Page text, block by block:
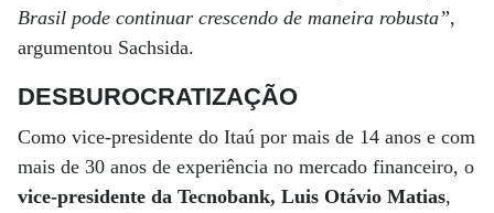
Brasil pode continuar crescendo de maneira robusta”,
argumentou Sachsida.
DESBUROCRATIZAÇÃO
Como vice-presidente do Itaú por mais de 14 anos e com
mais de 30 anos de experiência no mercado financeiro, o
vice-presidente da Tecnobank, Luis Otávio Matias,